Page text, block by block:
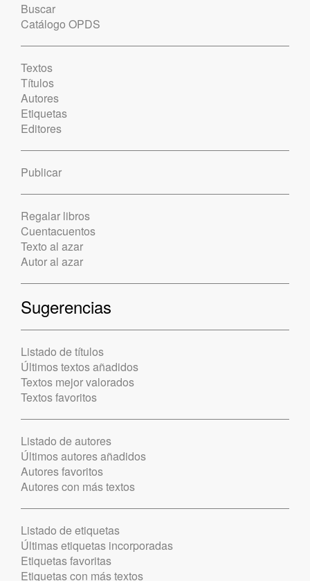
Buscar
Catálogo OPDS
Textos
Títulos
Autores
Etiquetas
Editores
Publicar
Regalar libros
Cuentacuentos
Texto al azar
Autor al azar
Sugerencias
Listado de títulos
Últimos textos añadidos
Textos mejor valorados
Textos favoritos
Listado de autores
Últimos autores añadidos
Autores favoritos
Autores con más textos
Listado de etiquetas
Últimas etiquetas incorporadas
Etiquetas favoritas
Etiquetas con más textos